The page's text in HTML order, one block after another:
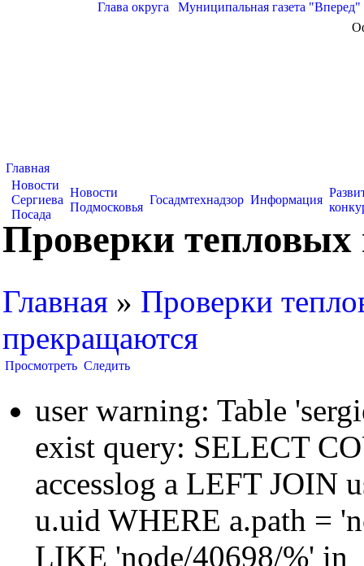
Глава округа Муниципальная газета "Вперед"
Главная
Новости
Сергиева
Посада
Новости
Подмосковья
Госадмтехнадзор Информация
Проверки
Главная » Проверки
прекращаются
Просмотреть Следить
user warning: Table
exist query: SELECT
accesslog a LEFT JOIN
u.uid WHERE a.path =
LIKE 'node/40698/%' in